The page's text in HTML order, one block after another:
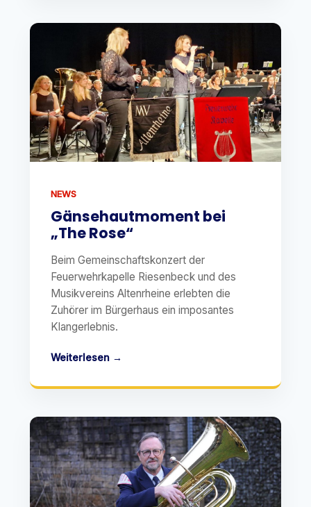
NEWS
Gänsehautmoment bei
„The Rose“
Beim Gemeinschaftskonzert der
Feuerwehrkapelle Riesenbeck und des
Musikvereins Altenrheine erlebten die
Zuhörer im Bürgerhaus ein imposantes
Klangerlebnis.
Weiterlesen →